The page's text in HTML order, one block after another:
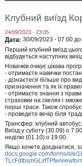
Клубний виїзд
24/09/2023 - 23:05
Дата: 30/09/2023 - 07:00 до
Перший клубний виїзд
відбудеться наступних
Новачків очікує цікава
- отримаєте навички
- дізнаєтеся більше про
призначення та як їх
- отримаєте знання з
страховки на скелях і
перші траси. Також
- проведете вечір біля
Трансфер: клубний
Виїзд у суботу (30.09) о
неділю (01.10) о 19:00.
Якщо хочете доєднатися,
docs.google.com/forms/d/e/
TLcFdtbsmGLxfTPtw/